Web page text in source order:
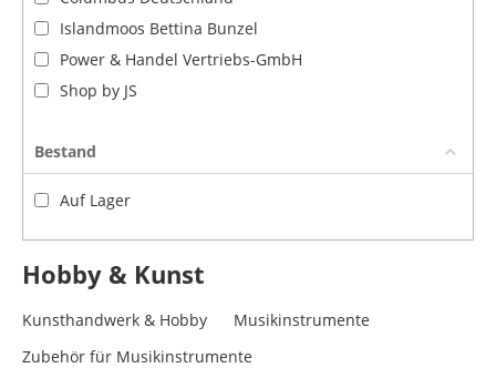
Islandmoos Bettina Bunzel
Power & Handel Vertriebs-GmbH
Shop by JS
Bestand
Auf Lager
Hobby & Kunst
Kunsthandwerk & Hobby
Musikinstrumente
Zubehör für Musikinstrumente